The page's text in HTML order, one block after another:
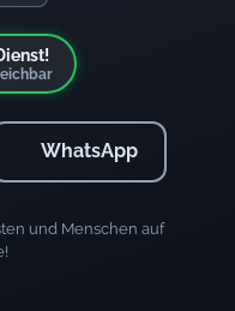
WhatsApp
und Menschen auf